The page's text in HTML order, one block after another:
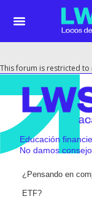
This forum is restricted to
Educación
No damos
¿Pensando en
ETF?